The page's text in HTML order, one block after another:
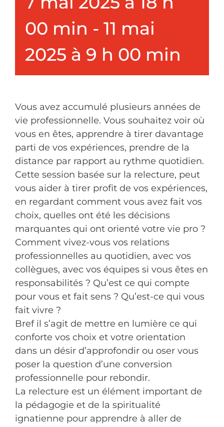
00 min - 11 mai
2025 à 9 h 00 min
Vous avez accumulé plusieurs années de
vie professionnelle. Vous souhaitez voir où
vous en êtes, apprendre à tirer davantage
parti de vos expériences, prendre de la
distance par rapport au rythme quotidien.
Cette session basée sur la relecture, peut
vous aider à tirer profit de vos expériences,
en regardant comment vous avez fait vos
choix, quelles ont été les décisions
marquantes qui ont orienté votre vie pro ?
Comment vivez-vous vos relations
professionnelles au quotidien, avec vos
collègues, avec vos équipes si vous êtes en
responsabilités ? Qu’est ce qui compte
pour vous et fait sens ? Qu’est-ce qui vous
fait vivre ?
Bref il s’agit de mettre en lumière ce qui
conforte vos choix et votre orientation
dans un désir d’approfondir ou oser vous
poser la question d’une conversion
professionnelle pour rebondir.
La relecture est un élément important de
la pédagogie et de la spiritualité
ignatienne pour apprendre à aller de